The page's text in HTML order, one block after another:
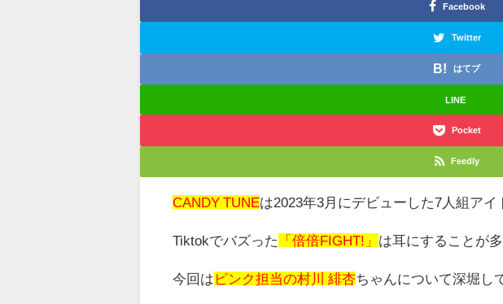
Facebook
Twitter
はてブ
LINE
Pocket
Feedly
CANDY TUNEは2023年3 月にデビューした7 人組アイ
Tiktokでバズった 「倍倍FIGHT!」 は耳にすることが
今回は ピンク担当の村川 緋杏ちゃんについて深堀し